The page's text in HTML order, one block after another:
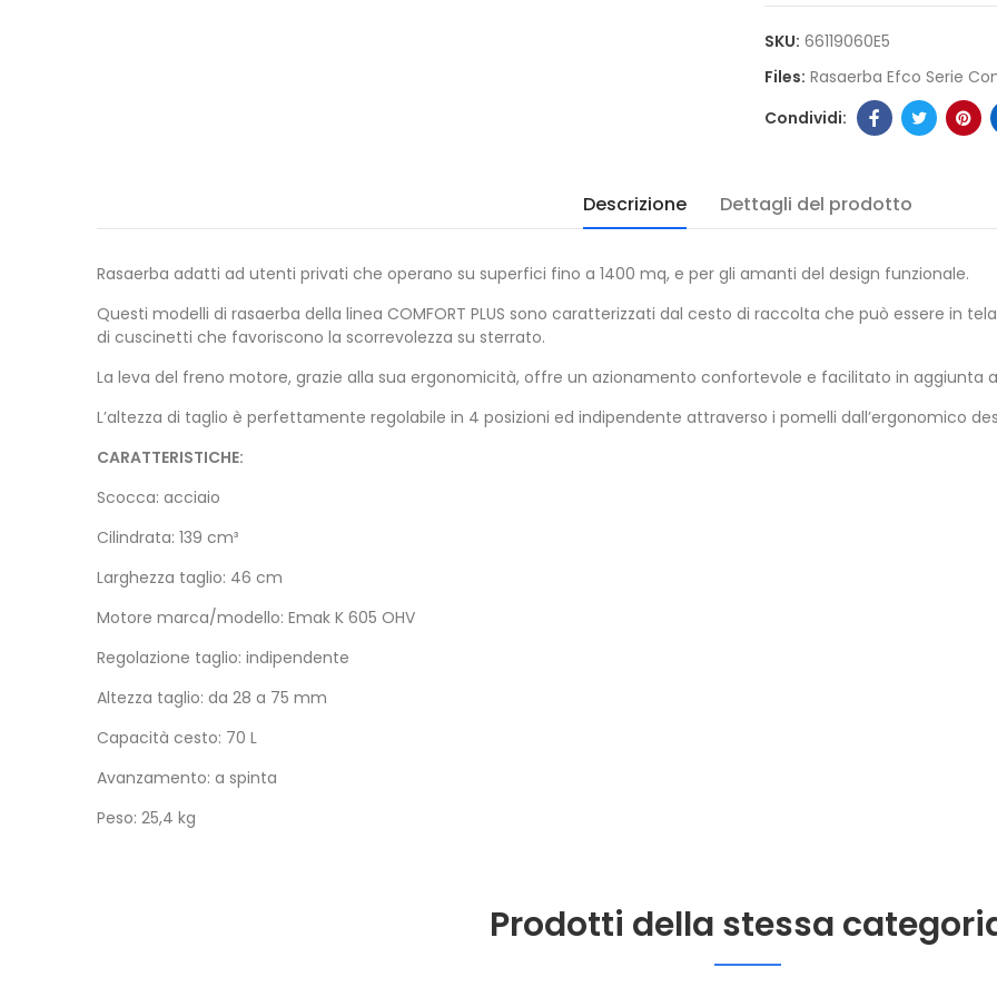
SKU: 66119060E5
Files: Rasaerba Efco Serie
Descrizione Dettagli del prodotto
Rasaerba adatti ad utenti privati che operano su superfici fino a 1400 mq, e per gli amanti del design funzionale.
Questi modelli di rasaerba della linea COMFORT PLUS sono caratterizzati dal cesto di raccolta che può essere in
di cuscinetti che favoriscono la scorrevolezza su sterrato.
La leva del freno motore, grazie alla sua ergonomicità, offre un azionamento confortevole e facilitato in aggiunta
L’altezza di taglio è perfettamente regolabile in 4 posizioni ed indipendente attraverso i pomelli dall’ergonomico
CARATTERISTICHE:
Scocca: acciaio
Cilindrata: 139 cm³
Larghezza taglio: 46 cm
Motore marca/modello: Emak K 605 OHV
Regolazione taglio: indipendente
Altezza taglio: da 28 a 75 mm
Capacità cesto: 70 L
Avanzamento: a spinta
Peso: 25,4 kg
Prodotti della stessa